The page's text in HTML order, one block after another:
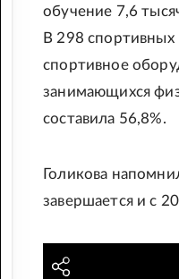
обучение 7,6
В 298
спортивное
занимающихся
составила 56,8%.
Голикова
завершается и с